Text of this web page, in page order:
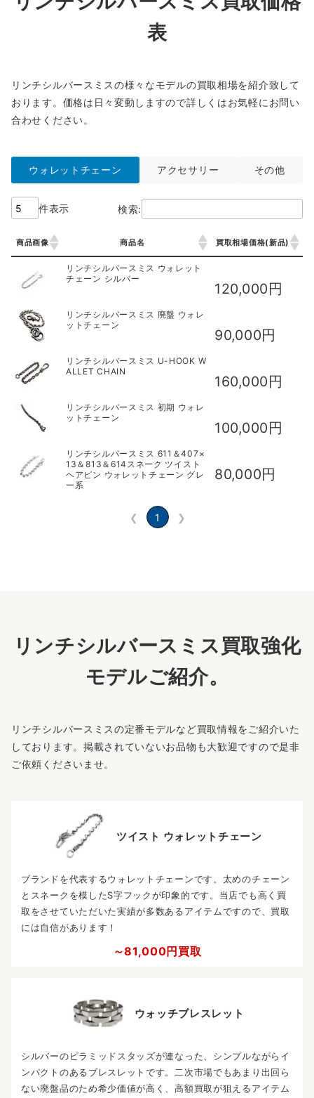
表
リンチシルバースミスの様々なモデルの買取相場を紹介致して
おります。価格は日々変動しますので詳しくはお気軽にお問い
合わせください。
ウォレットチェーン アクセサリー その他
件表示 検索:
商品画像 商品名 買取相場価格(新品)
商品名
リンチシルバースミス ウォレット
チェーン シルバー
120,000円
リンチシルバースミス 廃盤 ウォレ
ットチェーン
90,000円
リンチシルバースミス U-HOOK W
ALLET CHAIN
160,000円
リンチシルバースミス 初期 ウォレ
ットチェーン
100,000円
リンチシルバースミス 611＆407×
13＆813＆614スネーク ツイスト
ヘアピン ウォレットチェーン グレ
ー系
80,000円
❮ 1 ❯
リンチシルバースミス買取強化
モデルご紹介。
リンチシルバースミスの定番モデルなど買取情報をご紹介いた
しております。掲載されていないお品物も大歓迎ですので是非
ご依頼くださいませ。
ツイスト ウォレットチェーン
ブランドを代表するウォレットチェーンです。太めのチェーン
とスネークを模したS字フックが印象的です。当店でも高く買
取をさせていただいた実績が多数あるアイテムですので、買取
には自信があります！
～81,000円買取
ウォッチブレスレット
シルバーのピラミッドスタッズが連なった、シンプルながらイ
ンパクトのあるブレスレットです。二次市場でもあまり出回ら
ない廃盤品のため希少価値が高く、高額買取が狙えるアイテム